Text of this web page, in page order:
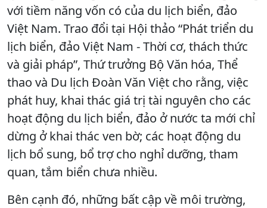
với tiềm năng vốn có của du lịch biển, đảo
Việt Nam. Trao đổi tại Hội thảo “Phát triển du
lịch biển, đảo Việt Nam - Thời cơ, thách thức
và giải pháp”, Thứ trưởng Bộ Văn hóa, Thể
thao và Du lịch Đoàn Văn Việt cho rằng, việc
phát huy, khai thác giá trị tài nguyên cho các
hoạt động du lịch biển, đảo ở nước ta mới chỉ
dừng ở khai thác ven bờ; các hoạt động du
lịch bổ sung, bổ trợ cho nghỉ dưỡng, tham
quan, tắm biển chưa nhiều.
Bên cạnh đó, những bất cập về môi trường,